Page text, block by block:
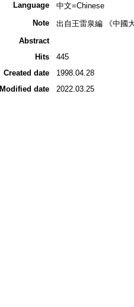
Language
中文=Chinese
Note
出自王雷泉編 《中國
Abstract
Hits
445
Created date
1998.04.28
Modified date
2022.03.25